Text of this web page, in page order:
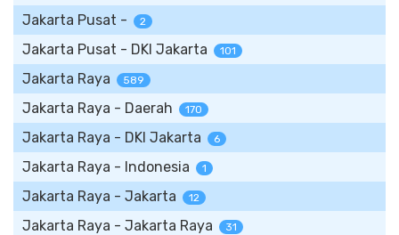
Jakarta Pusat - 2
Jakarta Pusat - DKI Jakarta 101
Jakarta Raya 589
Jakarta Raya - Daerah 170
Jakarta Raya - DKI Jakarta 6
Jakarta Raya - Indonesia 1
Jakarta Raya - Jakarta 12
Jakarta Raya - Jakarta Raya 31